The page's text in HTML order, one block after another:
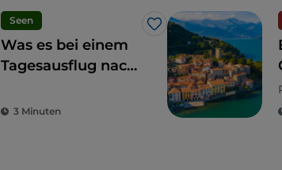
Seen
Like
Was es bei einem
Tagesausflug nach
gibt: 7
3 Minuten